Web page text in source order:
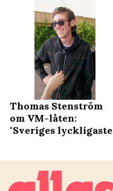
Thomas Stenström
om VM-låten:
"Sveriges lyckligaste